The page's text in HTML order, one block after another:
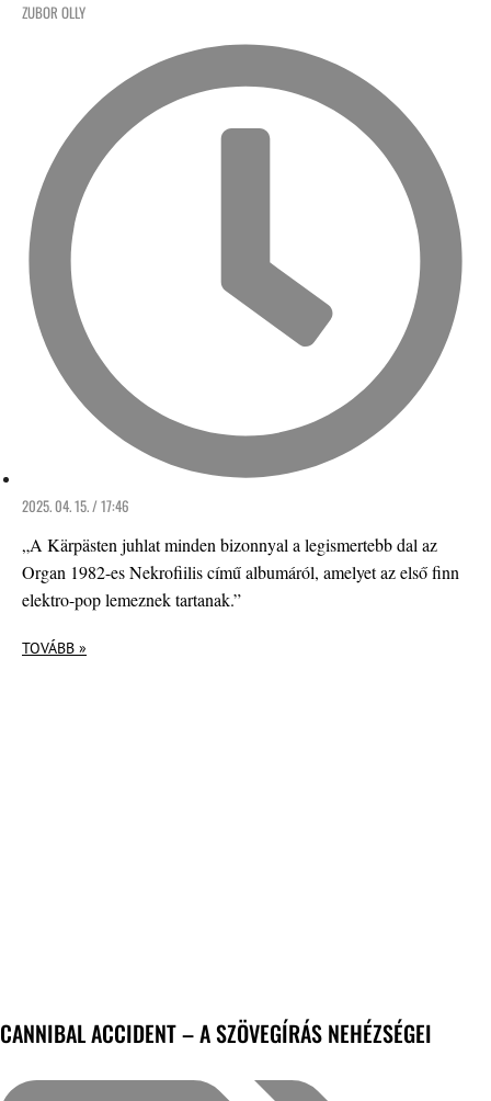
ZUBOR OLLY
2025. 04. 15. / 17:46
„A Kärpästen juhlat minden bizonnyal a legismertebb dal az
Organ 1982-es Nekrofiilis című albumáról, amelyet az első finn
elektro-pop lemeznek tartanak.”
TOVÁBB »
CANNIBAL ACCIDENT – A SZÖVEGÍRÁS NEHÉZSÉGEI